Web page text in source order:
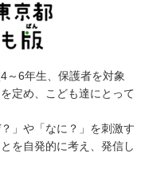
～6年生、保護者を対象
定め、こども達にとって
」や「なに？」を刺激す
を自発的に考え、発信し